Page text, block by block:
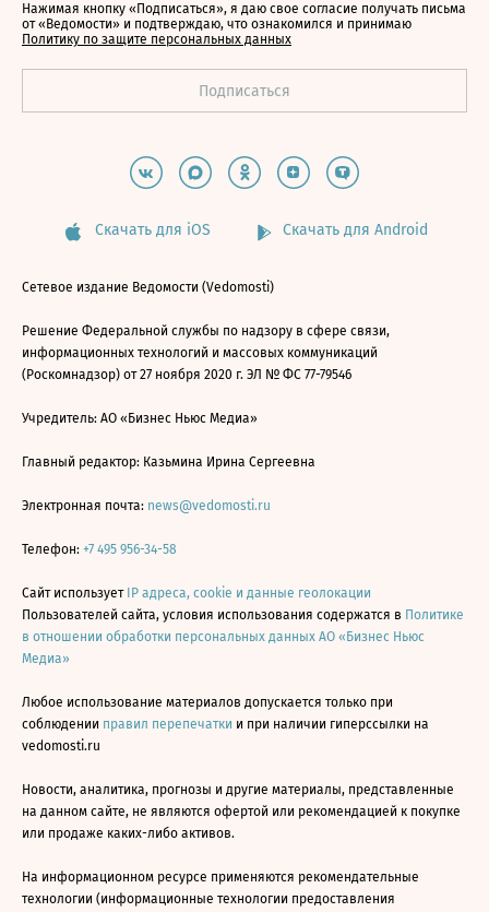
Нажимая кнопку «Подписаться», я даю свое согласие получать письма
от «Ведомости» и подтверждаю, что ознакомился и принимаю
Политику по защите персональных данных
Скачать для iOS Скачать для Android
Сетевое издание Ведомости (Vedomosti)
Решение Федеральной службы по надзору в сфере связи,
информационных технологий и массовых коммуникаций
(Роскомнадзор) от 27 ноября 2020 г. ЭЛ № ФС 77-79546
Учредитель: АО «Бизнес Ньюс Медиа»
Главный редактор: Казьмина Ирина Сергеевна
Электронная почта: news@vedomosti.ru
Телефон: +7 495 956-34-58
Сайт использует IP адреса, cookie и данные геолокации
Пользователей сайта, условия использования содержатся в Политике
в отношении обработки персональных данных АО «Бизнес Ньюс
Медиа»
Любое использование материалов допускается только при
соблюдении правил перепечатки и при наличии гиперссылки на
vedomosti.ru
Новости, аналитика, прогнозы и другие материалы, представленные
на данном сайте, не являются офертой или рекомендацией к покупке
или продаже каких-либо активов.
На информационном ресурсе применяются рекомендательные
технологии (информационные технологии предоставления